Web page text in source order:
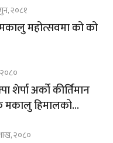
२०८१
महोत्सवमा को को
२०८०
शेर्पा अर्को कीर्तिमान
मकालु हिमालको
२०८०